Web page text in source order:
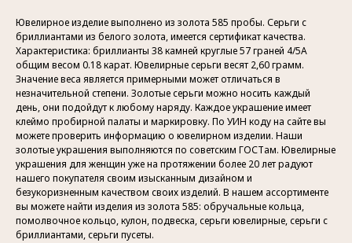
Ювелирное изделие выполнено из золота 585 пробы. Серьги с
бриллиантами из белого золота, имеется сертификат качества.
Характеристика: бриллианты 38 камней круглые 57 граней 4/5А
общим весом 0.18 карат. Ювелирные серьги весят 2,60 грамм.
Значение веса является примерными может отличаться в
незначительной степени. Золотые серьги можно носить каждый
день, они подойдут к любому наряду. Каждое украшение имеет
клеймо пробирной палаты и маркировку. По УИН коду на сайте вы
можете проверить информацию о ювелирном изделии. Наши
золотые украшения выполняются по советским ГОСТам. Ювелирные
украшения для женщин уже на протяжении более 20 лет радуют
нашего покупателя своим изысканным дизайном и
безукоризненным качеством своих изделий. В нашем ассортименте
вы можете найти изделия из золота 585: обручальные кольца,
помолвочное кольцо, кулон, подвеска, серьги ювелирные, серьги с
бриллиантами, серьги пусеты.